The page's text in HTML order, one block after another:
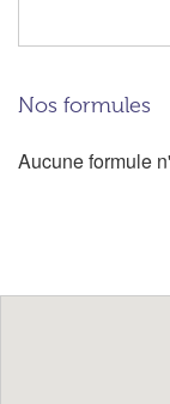
Nos formules
Aucune formule